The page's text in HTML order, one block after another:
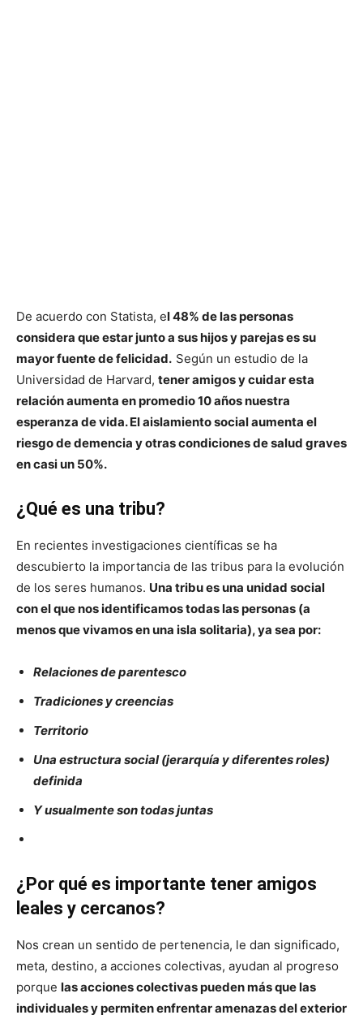
De acuerdo con Statista, el 48% de las personas
considera que estar junto a sus hijos y parejas es su
mayor fuente de felicidad. Según un estudio de la
Universidad de Harvard, tener amigos y cuidar esta
relación aumenta en promedio 10 años nuestra
esperanza de vida.El aislamiento social aumenta el
riesgo de demencia y otras condiciones de salud graves
en casi un 50%.
¿Qué es una tribu?
En recientes investigaciones científicas se ha
descubierto la importancia de las tribus para la evolución
de los seres humanos. Una tribu es una unidad social
con el que nos identificamos todas las personas (a
menos que vivamos en una isla solitaria), ya sea por:
Relaciones de parentesco
Tradiciones y creencias
Territorio
Una estructura social (jerarquía y diferentes roles)
definida
Y usualmente son todas juntas
¿Por qué es importante tener amigos
leales y cercanos?
Nos crean un sentido de pertenencia, le dan significado,
meta, destino, a acciones colectivas, ayudan al progreso
porque las acciones colectivas pueden más que las
individuales y permiten enfrentar amenazas del exterior